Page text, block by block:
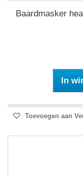
Baardmasker
In
Toevoegen aan